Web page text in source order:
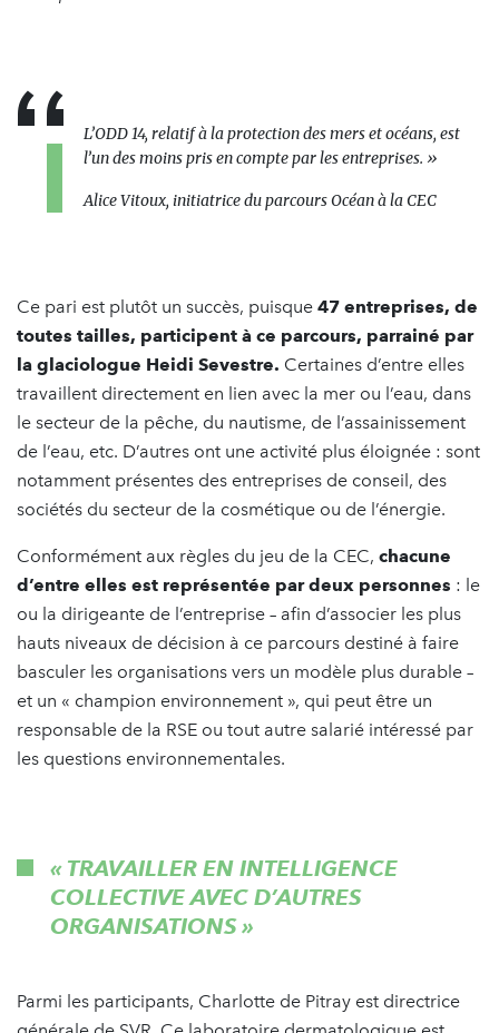
L’ODD 14, relatif à la protection des mers et océans, est
l’un des moins pris en compte par les entreprises. »
Alice Vitoux, initiatrice du parcours Océan à la CEC
Ce pari est plutôt un succès, puisque 47 entreprises, de
toutes tailles, participent à ce parcours, parrainé par
la glaciologue Heidi Sevestre. Certaines d’entre elles
travaillent directement en lien avec la mer ou l’eau, dans
le secteur de la pêche, du nautisme, de l’assainissement
de l’eau, etc. D’autres ont une activité plus éloignée : sont
notamment présentes des entreprises de conseil, des
sociétés du secteur de la cosmétique ou de l’énergie.
Conformément aux règles du jeu de la CEC, chacune
d’entre elles est représentée par deux personnes : le
ou la dirigeante de l’entreprise – afin d’associer les plus
hauts niveaux de décision à ce parcours destiné à faire
basculer les organisations vers un modèle plus durable –
et un « champion environnement », qui peut être un
responsable de la RSE ou tout autre salarié intéressé par
les questions environnementales.
« TRAVAILLER EN INTELLIGENCE
COLLECTIVE AVEC D’AUTRES
ORGANISATIONS »
Parmi les participants, Charlotte de Pitray est directrice